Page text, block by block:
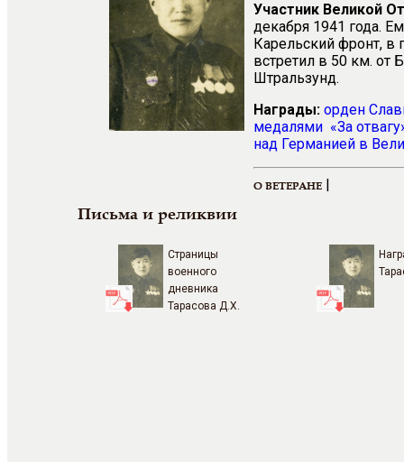
Участник Великой
декабря 1941 года.
Карельский фронт, в
встретил в 50 км. от
Штральзунд.
Награды: орден
медалями «За
над Германией в
О ВЕТЕРАНЕ |
Письма и реликвии
Страницы
военного
дневника
Тарасова Д.Х.